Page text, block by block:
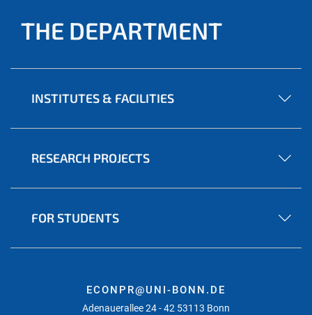
THE DEPARTMENT
INSTITUTES & FACILITIES
RESEARCH PROJECTS
FOR STUDENTS
ECONPR@UNI-BONN.DE
Adenauerallee 24 - 42 53113 Bonn